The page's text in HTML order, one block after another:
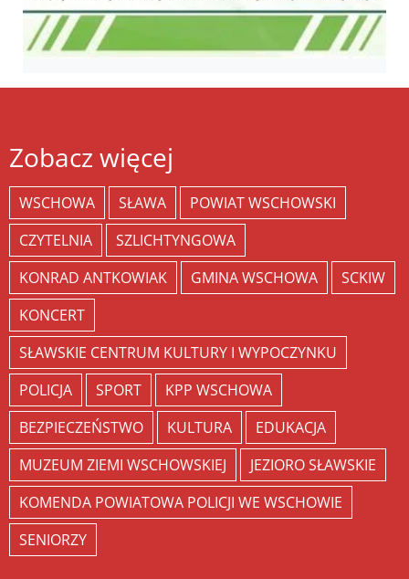
Zobacz więcej
WSCHOWA SŁAWA
POWIAT WSCHOWSKI
CZYTELNIA
SZLICHTYNGOWA
KONRAD ANTKOWIAK
GMINA WSCHOWA
SCKIW
KONCERT
SŁAWSKIE CENTRUM KULTURY I WYPOCZYNKU
POLICJA
SPORT
KPP WSCHOWA
BEZPIECZEŃSTWO
KULTURA
EDUKACJA
MUZEUM ZIEMI WSCHOWSKIEJ
JEZIORO SŁAWSKIE
KOMENDA POWIATOWA POLICJI WE WSCHOWIE
SENIORZY